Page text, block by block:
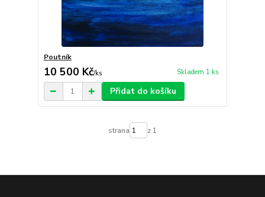
Poutník
10 500 Kč/ks Skladem 1 ks
Přidat do košíku
strana z 1